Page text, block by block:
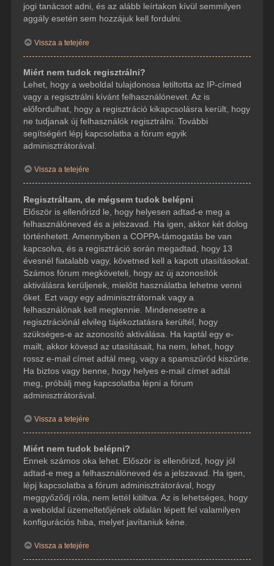
jogi tanácsot adni, és az alább leírtakon kívül semmilyen
aggály esetén sem hozzájuk kell fordulni.
Vissza a tetejére
Miért nem tudok regisztrálni?
Lehet, hogy a weboldal tulajdonosa letiltotta az IP-címed
vagy a regisztrálni kívánt felhasználónevet. Az is
előfordulhat, hogy a regisztráció kikapcsolásra került, hogy
ne tudjanak új felhasználók regisztrálni. További
segítségért lépj kapcsolatba a fórum egyik
adminisztrátorával.
Vissza a tetejére
Regisztráltam, de mégsem tudok belépni
Először is ellenőrizd le, hogy helyesen adtad-e meg a
felhasználóneved és a jelszavad. Ha igen, akkor két dolog
történhetett. Amennyiben a COPPA-támogatás be van
kapcsolva, és a regisztráció során megadtad, hogy 13
évesnél fiatalabb vagy, követned kell a kapott utasításokat.
Számos fórum megköveteli, hogy az új azonosítók
aktiválásra kerüljenek, mielőtt használatba lehetne venni
őket. Ezt vagy egy adminisztrátornak vagy a
felhasználónak kell megtennie. Mindenesetre a
regisztrációnál elvileg tájékoztatásra kerültél, hogy
szükséges-e az azonosító aktiválása. Ha kaptál egy e-
mailt, akkor kövesd az utasításait, ha nem, lehet, hogy
rossz e-mail címet adtál meg, vagy a spamszűrőd kiszűrte.
Ha biztos vagy benne, hogy helyes e-mail címet adtál
meg, próbálj meg kapcsolatba lépni a fórum
adminisztrátorával.
Vissza a tetejére
Miért nem tudok belépni?
Ennek számos oka lehet. Először is ellenőrizd, hogy jól
adtad-e meg a felhasználóneved és a jelszavad. Ha igen,
lépj kapcsolatba a fórum adminisztrátorával, hogy
meggyőződj róla, nem lettél kitiltva. Az is lehetséges, hogy
a weboldal üzemeltetőjének oldalán lépett fel valamilyen
konfigurációs hiba, melyet javítaniuk kéne.
Vissza a tetejére